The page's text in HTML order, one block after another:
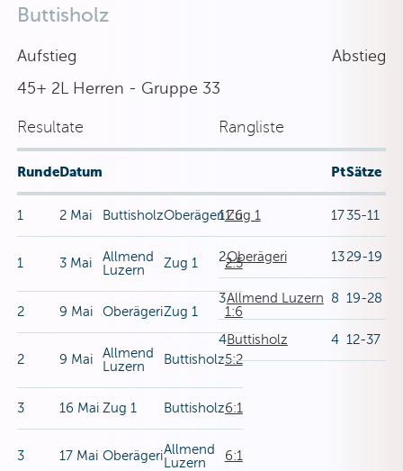
Buttisholz
Aufstieg
Abstieg
45+ 2L Herren - Gruppe 33
Resultate
RundeDatum
1 2 Mai ButtisholzOberägeri1:6
1 3 Mai
Allmend
Luzern
Zug 1 2:5
2 9 Mai OberägeriZug 1 1:6
2 9 Mai
Allmend
Luzern
Buttisholz5:2
3 16 Mai Zug 1 Buttisholz6:1
3 17 Mai OberägeriAllmend
Luzern
6:1
Rangliste
PtSätze
1Zug 1 1735-11
2Oberägeri 13 29-19
3Allmend Luzern 8 19-28
4Buttisholz 4 12-37